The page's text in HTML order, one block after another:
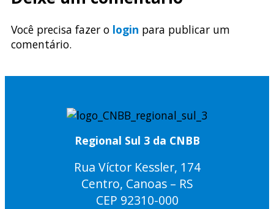
Você precisa fazer o login para publicar um
comentário.
Regional Sul 3 da CNBB
Rua Víctor Kessler, 174
Centro, Canoas – RS
CEP 92310-000